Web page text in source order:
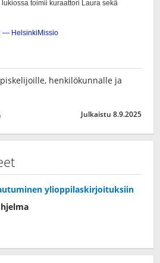
henkilökunnalle ja
Julkaistu 8.9.2025
ylioppilaskirjoituksiin